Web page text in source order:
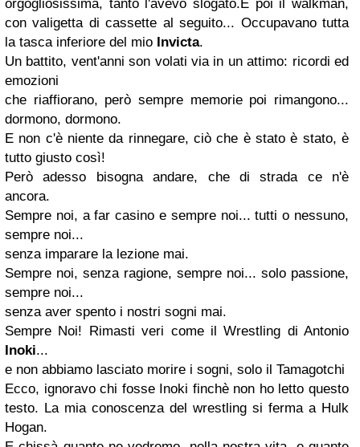
orgogliosissima, tanto l'avevo slogato. E poi il walkman,
con valigetta di cassette al seguito... Occupavano tutta
la tasca inferiore del mio Invicta.
Un battito, vent'anni son volati via in un attimo: ricordi ed
emozioni
che riaffiorano, però sempre memorie poi rimangono...
dormono, dormono.
E non c'è niente da rinnegare, ciò che è stato è stato, è
tutto giusto così!
Però adesso bisogna andare, che di strada ce n'è
ancora.
Sempre noi, a far casino e sempre noi... tutti o nessuno,
sempre noi...
senza imparare la lezione mai.
Sempre noi, senza ragione, sempre noi... solo passione,
sempre noi...
senza aver spento i nostri sogni mai.
Sempre Noi! Rimasti veri come il Wrestling di Antonio
Inoki...
e non abbiamo lasciato morire i sogni, solo il Tamagotchi
Ecco, ignoravo chi fosse Inoki finchè non ho letto questo
testo. La mia conoscenza del wrestling si ferma a Hulk
Hogan.